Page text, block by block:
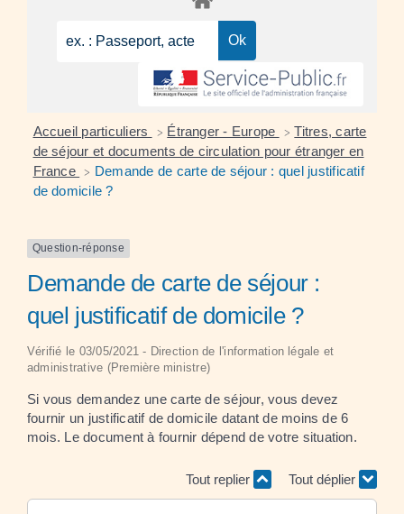
Accueil particuliers > Étranger - Europe > Titres, carte
de séjour et documents de circulation pour étranger en
France > Demande de carte de séjour : quel justificatif
de domicile ?
Question-réponse
Demande de carte de séjour :
quel justificatif de domicile ?
Vérifié le 03/05/2021 - Direction de l'information légale et
administrative (Première ministre)
Si vous demandez une carte de séjour, vous devez
fournir un justificatif de domicile datant de moins de 6
mois. Le document à fournir dépend de votre situation.
Tout replier Tout déplier